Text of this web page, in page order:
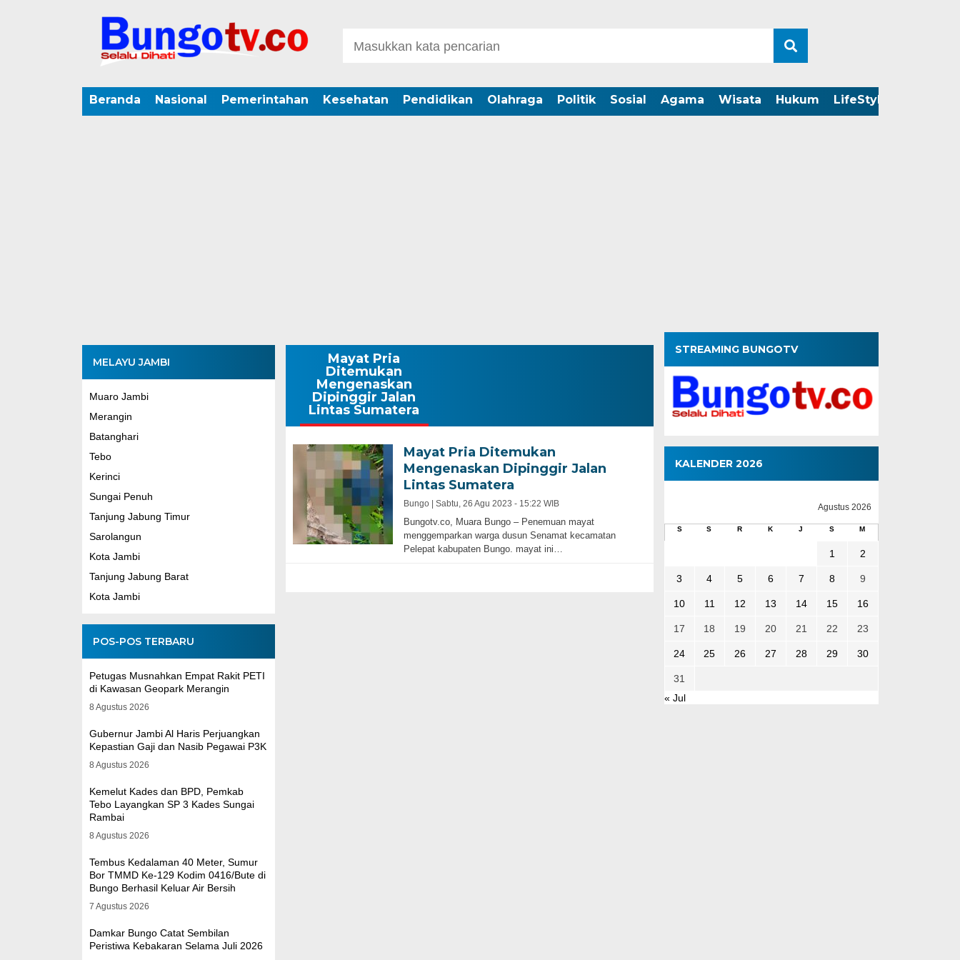
Beranda Nasional Pemerintahan Kesehatan Pendidikan Olahraga Politik Sosial Agama Wisata Hukum LifeStyle
MELAYU JAMBI
Muaro Jambi
Merangin
Batanghari
Tebo
Kerinci
Sungai Penuh
Tanjung Jabung Timur
Sarolangun
Kota Jambi
Tanjung Jabung Barat
Kota Jambi
POS-POS TERBARU
Petugas Musnahkan Empat Rakit PETI
di Kawasan Geopark Merangin
8 Agustus 2026
Gubernur Jambi Al Haris Perjuangkan
Kepastian Gaji dan Nasib Pegawai P3K
8 Agustus 2026
Kemelut Kades dan BPD, Pemkab
Tebo Layangkan SP 3 Kades Sungai
Rambai
8 Agustus 2026
Tembus Kedalaman 40 Meter, Sumur
Bor TMMD Ke-129 Kodim 0416/Bute di
Bungo Berhasil Keluar Air Bersih
7 Agustus 2026
Damkar Bungo Catat Sembilan
Peristiwa Kebakaran Selama Juli 2026
Mayat Pria
Ditemukan
Mengenaskan
Dipinggir Jalan
Lintas Sumatera
Mayat Pria Ditemukan
Mengenaskan Dipinggir Jalan
Lintas Sumatera
Bungo | Sabtu, 26 Agu 2023 - 15:22 WIB
Bungotv.co, Muara Bungo – Penemuan mayat
menggemparkan warga dusun Senamat kecamatan
Pelepat kabupaten Bungo. mayat ini…
STREAMING BUNGOTV
KALENDER 2026
Agustus 2026
S S R K J S M
1 2
3 4 5 6 7 8 9
10 11 12 13 14 15 16
17 18 19 20 21 22 23
24 25 26 27 28 29 30
31
« Jul